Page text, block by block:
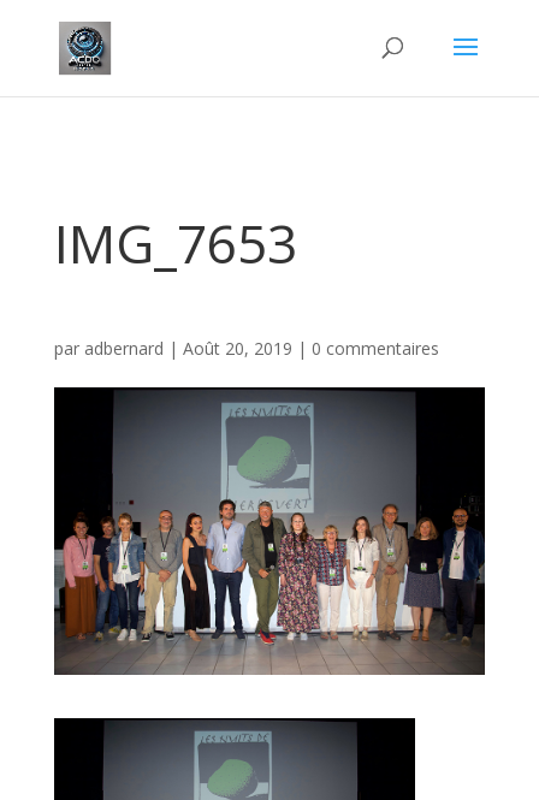
IMG_7653
par adbernard | Août 20, 2019 | 0 commentaires